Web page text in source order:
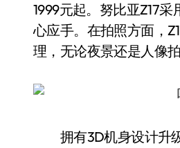
1999元起。努比亚Z17
心应手。在拍照方面，
理，无论夜景还是人像
拥有3D机身设计升级